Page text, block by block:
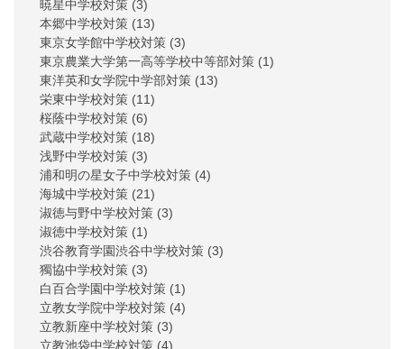
暁星中学校対策 (3)
本郷中学校対策 (13)
東京女学館中学校対策 (3)
東京農業大学第一高等学校中等部対策 (1)
東洋英和女学院中学部対策 (13)
栄東中学校対策 (11)
桜蔭中学校対策 (6)
武蔵中学校対策 (18)
浅野中学校対策 (3)
浦和明の星女子中学校対策 (4)
海城中学校対策 (21)
淑徳与野中学校対策 (3)
淑徳中学校対策 (1)
渋谷教育学園渋谷中学校対策 (3)
獨協中学校対策 (3)
白百合学園中学校対策 (1)
立教女学院中学校対策 (4)
立教新座中学校対策 (3)
立教池袋中学校対策 (4)